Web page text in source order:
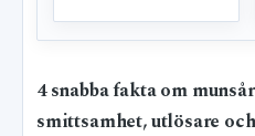
4 snabba fakta om
smittsamhet, utlösare